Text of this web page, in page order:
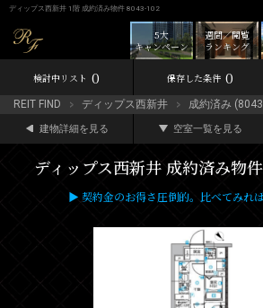
ディップス西新井 1階 成約済み物件 8043-102
週間／閲覧
ランキング
5大
キャンペーン
検討中リスト 0 保存した条件 0
REIT FIND ディップス西新井 成約済み
建物詳細を見る 空室一覧を見る
ディップス西新井 成約済み物
▶ 契約金のお得さ圧倒的。比べてみれ